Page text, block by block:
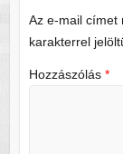
Az e-mail címet
karakterrel
Hozzászólás *